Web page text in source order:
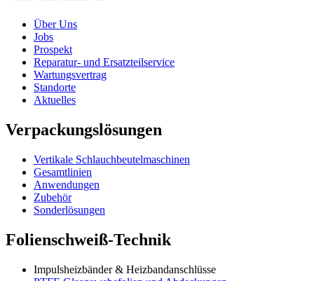
Über Uns
Jobs
Prospekt
Reparatur- und Ersatzteil­service
Wartungsvertrag
Standorte
Aktuelles
Verpackungslösungen
Vertikale Schlauch­beutelmaschinen
Gesamtlinien
Anwendungen
Zubehör
Sonderlösungen
Folienschweiß-Technik
Impuls­heizbänder & Heizband­anschlüsse